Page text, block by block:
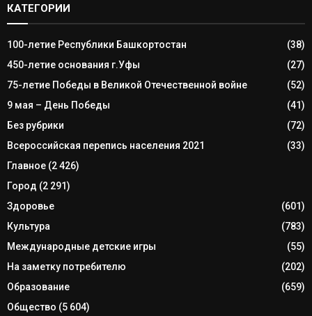
КАТЕГОРИИ
100-летие Республики Башкортостан
(38)
450-летие основания г.Уфы
(27)
75-летие Победы в Великой Отечественной войне
(52)
9 мая – День Победы
(41)
Без рубрики
(72)
Всероссийская перепись населения 2021
(33)
Главное (2 426)
Город (2 291)
Здоровье
(601)
Культура
(783)
Международные детские игры
(55)
На заметку потребителю
(202)
Образование
(659)
Общество (5 604)